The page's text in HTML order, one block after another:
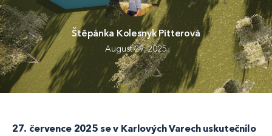
Štěpánka Kolesnyk Pitterová
August 29, 2025
27. července 2025 se v Karlových Varech uskutečnilo